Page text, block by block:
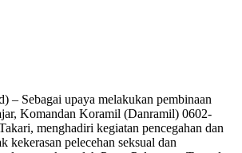
– Sebagai upaya melakukan pembinaan
Komandan Koramil (Danramil) 0602-
menghadiri kegiatan pencegahan dan
kekerasan pelecehan seksual dan